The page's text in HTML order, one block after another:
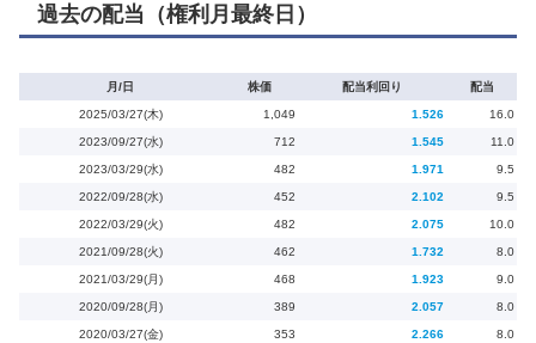
過去の配当（権利月最終日）
月/日 株価 配当利回り 配当
2025/03/27(木) 1,049 1.526 16.0
2023/09/27(水) 712 1.545 11.0
2023/03/29(水) 482 1.971 9.5
2022/09/28(水) 452 2.102 9.5
2022/03/29(火) 482 2.075 10.0
2021/09/28(火) 462 1.732 8.0
2021/03/29(月) 468 1.923 9.0
2020/09/28(月) 389 2.057 8.0
2020/03/27(金) 353 2.266 8.0